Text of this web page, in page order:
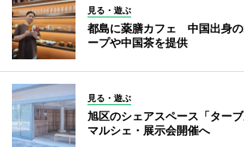
見る・遊ぶ
都島に薬膳カフェ 中国出身
ープや中国茶を提供
見る・遊ぶ
旭区のシェアスペース「ター
マルシェ・展示会開催へ